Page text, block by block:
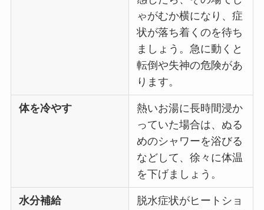
ゃがむか横になり、症
状が落ち着くのを待ち
ましょう。急に動くと
転倒や失神の危険があ
ります。
体を冷やす
熱いお湯に長時間浸か
っていた場合は、ぬる
めのシャワーを浴びる
などして、徐々に体温
を下げましょう。
水分補給
脱水症状がヒートショ